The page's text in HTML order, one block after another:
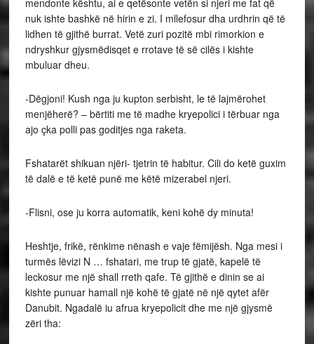
mendonte kështu, ai e qetësonte vetën si njeri me fat që
nuk ishte bashkë në hirin e zi. I mllefosur dha urdhrin që të
lidhen të gjithë burrat. Vetë zuri pozitë mbi rimorkion e
ndryshkur gjysmëdisqet e rrotave të së cilës i kishte
mbuluar dheu.
-Dëgjoni! Kush nga ju kupton serbisht, le të lajmërohet
menjëherë? – bërtiti me të madhe kryepolici i tërbuar nga
ajo çka polli pas goditjes nga raketa.
Fshatarët shikuan njëri- tjetrin të habitur. Cili do ketë guxim
të dalë e të ketë punë me këtë mizerabel njeri.
-Flisni, ose ju korra automatik, keni kohë dy minuta!
Heshtje, frikë, rënkime nënash e vaje fëmijësh. Nga mesi i
turmës lëvizi N … fshatari, me trup të gjatë, kapelë të
leckosur me një shall rreth qafe. Të gjithë e dinin se ai
kishte punuar hamall një kohë të gjatë në një qytet afër
Danubit. Ngadalë iu afrua kryepolicit dhe me një gjysmë
zëri tha: